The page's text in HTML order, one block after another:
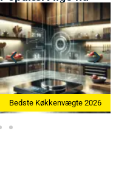
Bedste Køkkenvægte 2026